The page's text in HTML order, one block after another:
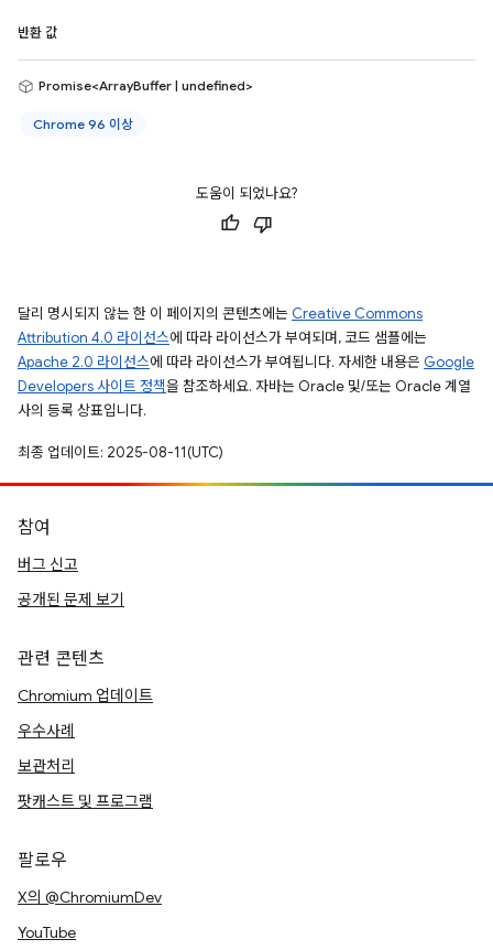
반환 값
Promise<ArrayBuffer | undefined>
Chrome 96 이상
도움이 되었나요?
달리 명시되지 않는 한 이 페이지의 콘텐츠에는 Creative Commons
Attribution 4.0 라이선스에 따라 라이선스가 부여되며, 코드 샘플에는
Apache 2.0 라이선스에 따라 라이선스가 부여됩니다. 자세한 내용은 Google
Developers 사이트 정책을 참조하세요. 자바는 Oracle 및/또는 Oracle 계열
사의 등록 상표입니다.
최종 업데이트: 2025-08-11(UTC)
참여
버그 신고
공개된 문제 보기
관련 콘텐츠
Chromium 업데이트
우수사례
보관처리
팟캐스트 및 프로그램
팔로우
X의 @ChromiumDev
YouTube